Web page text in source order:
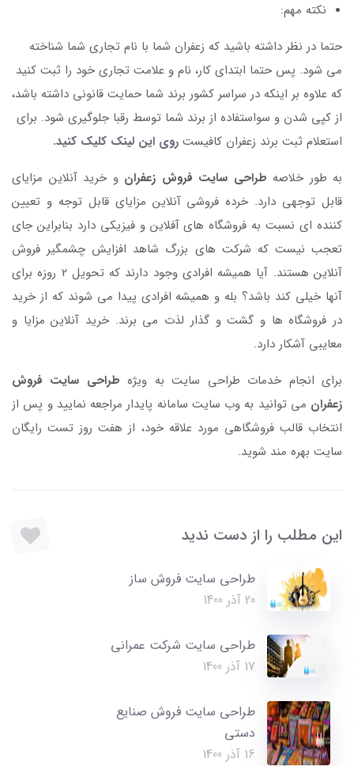
نکته مهم:
حتما در نظر داشته باشید که زعفران شما با نام تجاری شما شناخته
می شود. پس حتما ابتدای کار، نام و علامت تجاری خود را ثبت کنید
که علاوه بر اینکه در سراسر کشور برند شما حمایت قانونی داشته باشد،
از کپی شدن و سواستفاده از برند شما توسط رقبا جلوگیری شود. برای
استعلام ثبت برند زعفران کافیست روی این لینک کلیک کنید.
به طور خلاصه طراحی سایت فروش زعفران و خرید آنلاین مزایای
قابل توجهی دارد. خرده فروشی آنلاین مزایای قابل توجه و تعیین
کننده ای نسبت به فروشگاه های آفلاین و فیزیکی دارد بنابراین جای
تعجب نیست که شرکت های بزرگ شاهد افزایش چشمگیر فروش
آنلاین هستند. آیا همیشه افرادی وجود دارند که تحویل 2 روزه برای
آنها خیلی کند باشد؟ بله و همیشه افرادی پیدا می شوند که از خرید
در فروشگاه ها و گشت و گذار لذت می برند. خرید آنلاین مزایا و
معایبی آشکار دارد.
برای انجام خدمات طراحی سایت به ویژه طراحی سایت فروش
زعفران می توانید به وب سایت سامانه پایدار مراجعه نمایید و پس از
انتخاب قالب فروشگاهی مورد علاقه خود، از هفت روز تست رایگان
سایت بهره مند شوید.
این مطلب را از دست ندید
طراحی سایت فروش ساز
20 آذر 1400
طراحی سایت شرکت عمرانی
17 آذر 1400
طراحی سایت فروش صنایع
دستی
16 آذر 1400